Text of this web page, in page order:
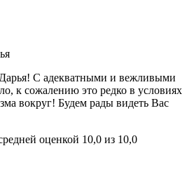
С адекватными и вежливыми
к сожалению это редко в условиях
вокруг! Будем рады видеть Вас
оценкой 10,0 из 10,0